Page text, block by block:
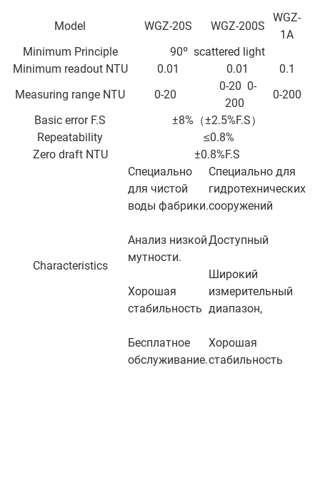
Model WGZ-20S WGZ-200S
WGZ-
1A
Minimum Principle
90º scattered light
Minimum readout NTU
0.01 0.01
0.1
Measuring range NTU
0-20
0-20 0-
200
0-200
Basic error F.S
±8%（±2.5%F.S）
Repeatability
≤0.8%
Zero draft NTU
±0.8%F.S
Characteristics
Специально
для чистой
воды фабрики.
Анализ низкой
мутности.
Хорошая
стабильность
Бесплатное
обслуживание.
Специально для
гидротехнических
сооружений
Доступный
Широкий
измерительный
диапазон,
Хорошая
стабильность